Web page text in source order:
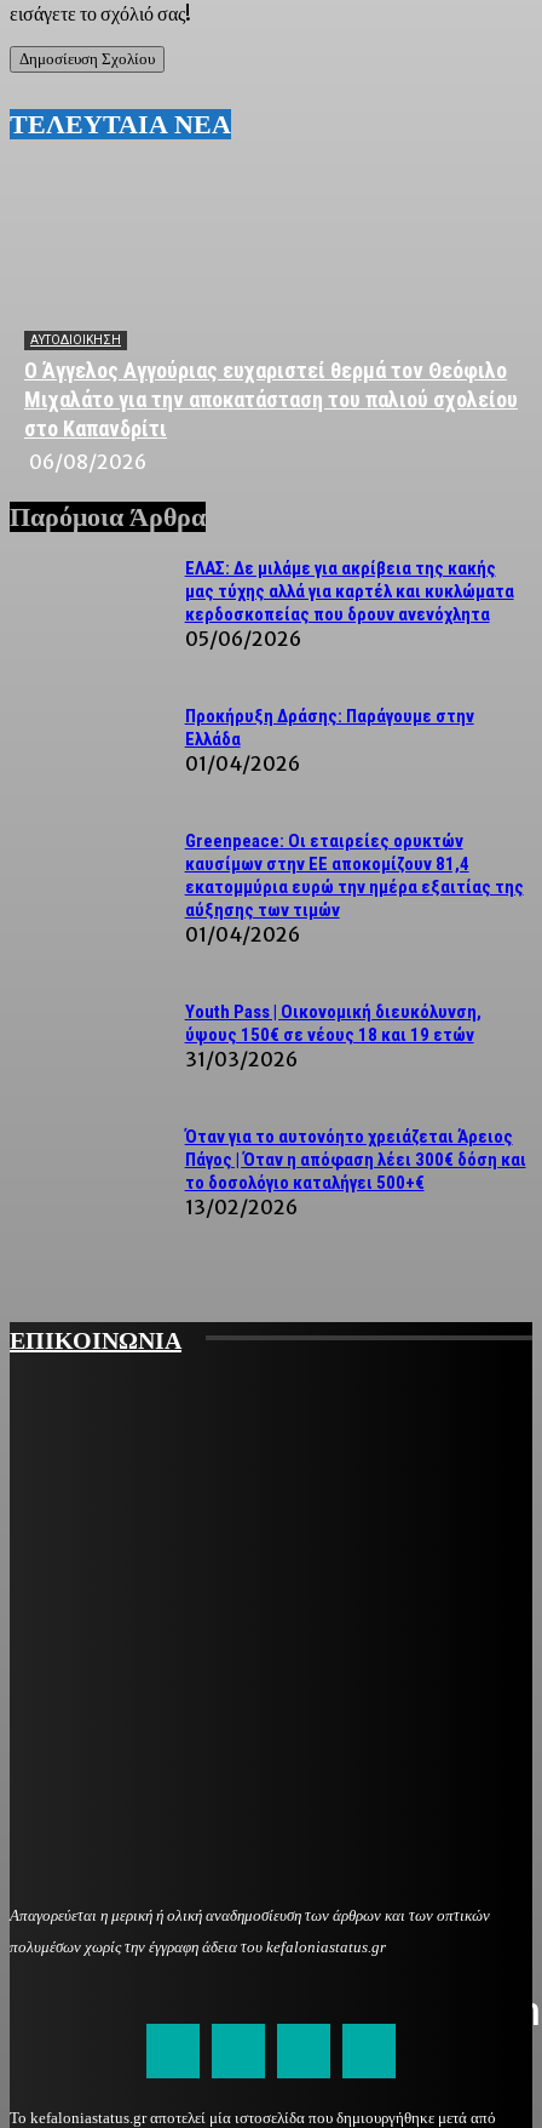
εισάγετε το σχόλιό σας!
ΤΕΛΕΥΤΑΙΑ ΝΕΑ
ΑΥΤΟΔΙΟΙΚΗΣΗ
Ο Άγγελος Αγγούριας ευχαριστεί θερμά τον Θεόφιλο
Μιχαλάτο για την αποκατάσταση του παλιού σχολείου
στο Καπανδρίτι
06/08/2026
Παρόμοια Άρθρα
ΕΛΑΣ: Δε μιλάμε για ακρίβεια της κακής
μας τύχης αλλά για καρτέλ και κυκλώματα
κερδοσκοπείας που δρουν ανενόχλητα
05/06/2026
Προκήρυξη Δράσης: Παράγουμε στην
Ελλάδα
01/04/2026
Greenpeace: Οι εταιρείες ορυκτών
καυσίμων στην ΕΕ αποκομίζουν 81,4
εκατομμύρια ευρώ την ημέρα εξαιτίας της
αύξησης των τιμών
01/04/2026
Youth Pass | Οικονομική διευκόλυνση,
ύψους 150€ σε νέους 18 και 19 ετών
31/03/2026
Όταν για το αυτονόητο χρειάζεται Άρειος
Πάγος | Όταν η απόφαση λέει 300€ δόση και
το δοσολόγιο καταλήγει 500+€
13/02/2026
ΕΠΙΚΟΙΝΩΝΙΑ
Απαγορεύεται η μερική ή ολική αναδημοσίευση των άρθρων και των οπτικών
πολυμέσων χωρίς την έγγραφη άδεια του kefaloniastatus.gr
kefaloniastatus@gmail.com
Το kefaloniastatus.gr αποτελεί μία ιστοσελίδα που δημιουργήθηκε μετά από